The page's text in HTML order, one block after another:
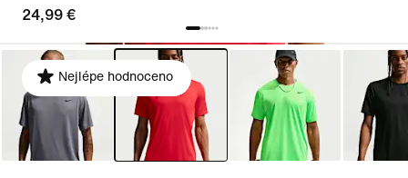
24,99 €
Nejlépe hodnoceno